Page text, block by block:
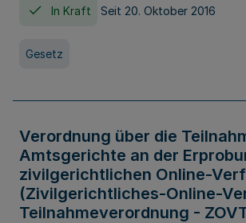
In Kraft Seit 20. Oktober 2016
Gesetz
Verordnung über die
Amtsgerichte an der
zivilgerichtlichen Online-
(Zivilgerichtliches-Online-
Teilnahmeverordnung -